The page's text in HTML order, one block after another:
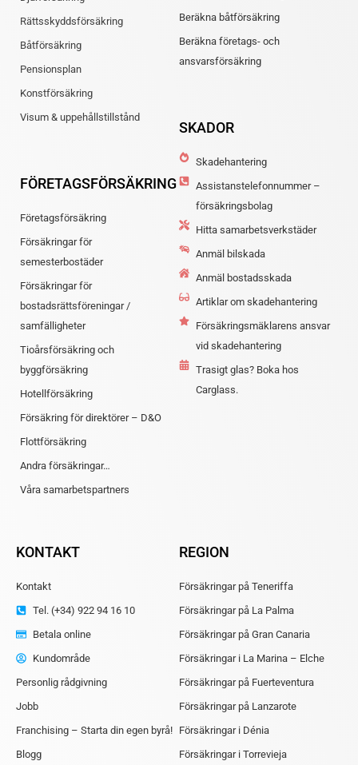
Rättsskyddsförsäkring
Båtförsäkring
Pensionsplan
Konstförsäkring
Visum & uppehållstillstånd
FÖRETAGSFÖRSÄKRING
Företagsförsäkring
Försäkringar för
semesterbostäder
Försäkringar för
bostadsrättsföreningar /
samfälligheter
Tioårsförsäkring och
byggförsäkring
Hotellförsäkring
Försäkring för direktörer – D&O
Flottförsäkring
Andra försäkringar…
Våra samarbetspartners
Beräkna båtförsäkring
Beräkna företags- och
ansvarsförsäkring
SKADOR
Skadehantering
Assistanstelefonnummer –
försäkringsbolag
Hitta samarbetsverkstäder
Anmäl bilskada
Anmäl bostadsskada
Artiklar om skadehantering
Försäkringsmäklarens ansvar
vid skadehantering
Trasigt glas? Boka hos
Carglass.
KONTAKT
Kontakt
Tel. (+34) 922 94 16 10
Betala online
Kundområde
Personlig rådgivning
Jobb
Franchising – Starta din egen byrå!
Blogg
REGION
Försäkringar på Teneriffa
Försäkringar på La Palma
Försäkringar på Gran Canaria
Försäkringar i La Marina – Elche
Försäkringar på Fuerteventura
Försäkringar på Lanzarote
Försäkringar i Dénia
Försäkringar i Torrevieja